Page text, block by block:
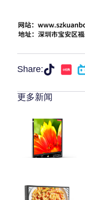
Share:
更多新闻